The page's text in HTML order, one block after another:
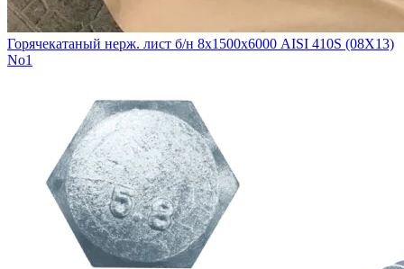
Горячекатаный нерж. лист б/н 8х1500х6000 AISI 410S (08Х13)
No1